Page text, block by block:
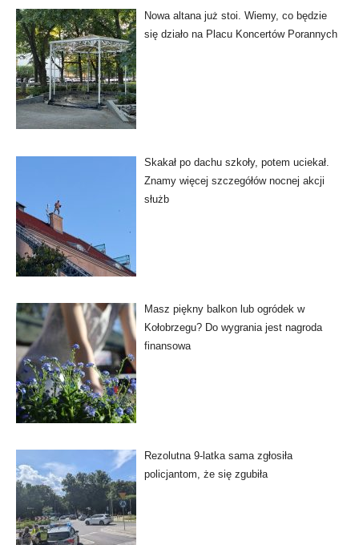
Nowa altana już stoi. Wiemy, co będzie
się działo na Placu Koncertów Porannych
Skakał po dachu szkoły, potem uciekał.
Znamy więcej szczegółów nocnej akcji
służb
Masz piękny balkon lub ogródek w
Kołobrzegu? Do wygrania jest nagroda
finansowa
Rezolutna 9-latka sama zgłosiła
policjantom, że się zgubiła